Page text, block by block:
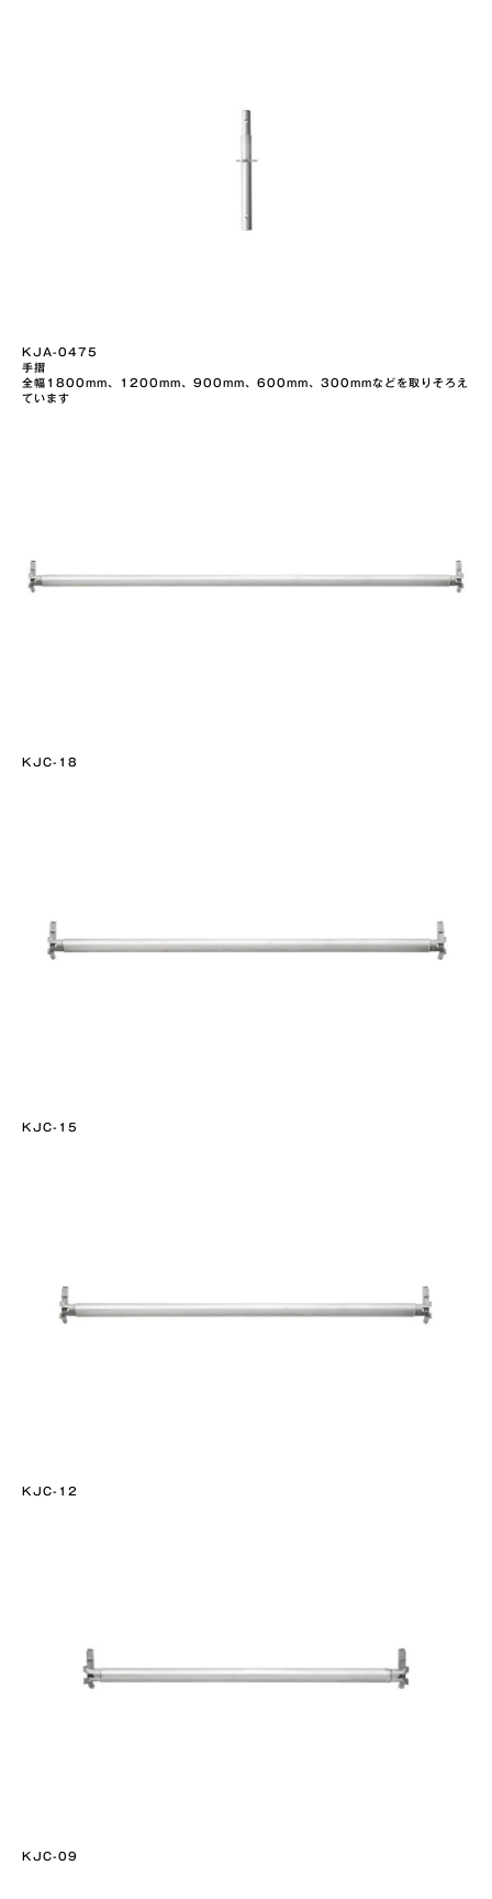
KJA-0475
手摺
全幅1800mm、1200mm、900mm、600mm、300mmなどを取りそろえ
ています
KJC-18
KJC-15
KJC-12
KJC-09